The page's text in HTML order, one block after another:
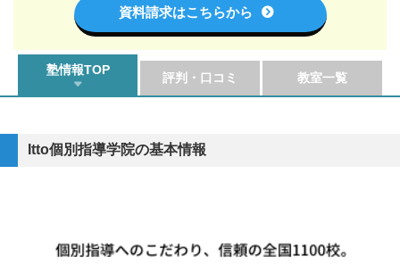
資料請求はこちらから
塾情報TOP
評判・口コミ 教室一覧
Itto個別指導学院の基本情報